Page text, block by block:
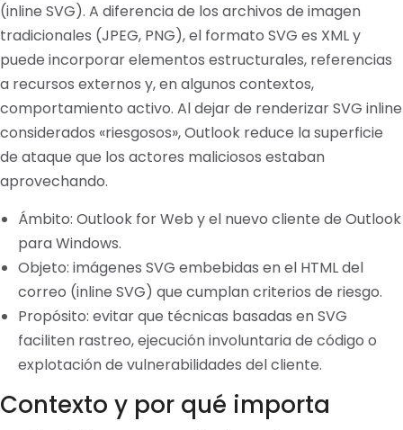
(inline SVG). A diferencia de los archivos de imagen
tradicionales (JPEG, PNG), el formato SVG es XML y
puede incorporar elementos estructurales, referencias
a recursos externos y, en algunos contextos,
comportamiento activo. Al dejar de renderizar SVG inline
considerados «riesgosos», Outlook reduce la superficie
de ataque que los actores maliciosos estaban
aprovechando.
Ámbito: Outlook for Web y el nuevo cliente de Outlook
para Windows.
Objeto: imágenes SVG embebidas en el HTML del
correo (inline SVG) que cumplan criterios de riesgo.
Propósito: evitar que técnicas basadas en SVG
faciliten rastreo, ejecución involuntaria de código o
explotación de vulnerabilidades del cliente.
Contexto y por qué importa